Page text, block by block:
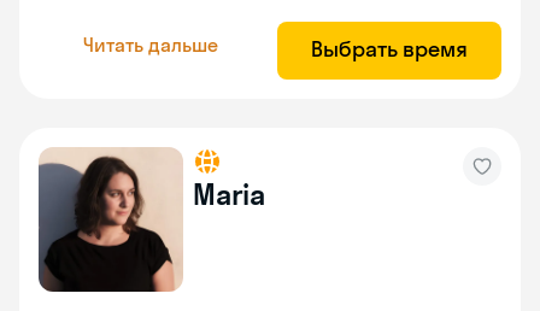
Читать дальше Выбрать время
Maria